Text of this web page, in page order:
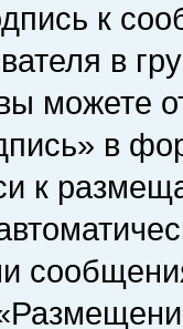
к
в
можете
в
к